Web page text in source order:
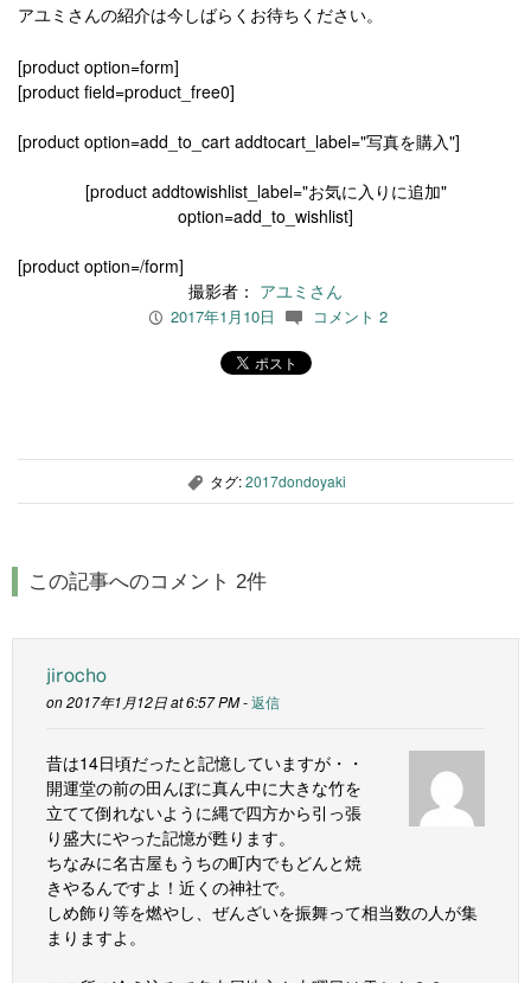
アユミさんの紹介は今しばらくお待ちください。
[product option=form]
[product field=product_free0]
[product option=add_to_cart addtocart_label="写真を購入"]
[product addtowishlist_label="お気に入りに追加"
option=add_to_wishlist]
[product option=/form]
撮影者： アユミさん
P 2017年1月10日 c コメント 2
, タグ:2017dondoyaki
この記事へのコメント 2件
jirocho
on 2017年1月12日 at 6:57 PM -返信
昔は14日頃だったと記憶していますが・・
開運堂の前の田んぼに真ん中に大きな竹を
立てて倒れないように縄で四方から引っ張
り盛大にやった記憶が甦ります。
ちなみに名古屋もうちの町内でもどんと焼
きやるんですよ！近くの神社で。
しめ飾り等を燃やし、ぜんざいを振舞って相当数の人が集
まりますよ。